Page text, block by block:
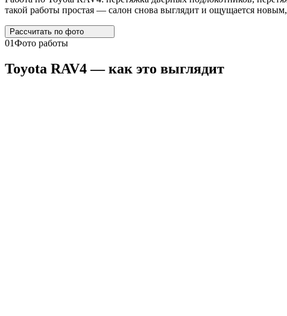
такой работы простая — салон снова выглядит и ощущается
Рассчитать по фото
01Фото работы
Toyota RAV4— как это выглядит